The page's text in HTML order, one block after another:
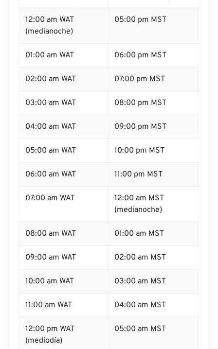
12:00 am WAT
(medianoche)
05:00 pm MST
01:00 am WAT 06:00 pm MST
02:00 am WAT 07:00 pm MST
03:00 am WAT 08:00 pm MST
04:00 am WAT 09:00 pm MST
05:00 am WAT 10:00 pm MST
06:00 am WAT 11:00 pm MST
07:00 am WAT
12:00 am MST
(medianoche)
08:00 am WAT 01:00 am MST
09:00 am WAT 02:00 am MST
10:00 am WAT 03:00 am MST
11:00 am WAT 04:00 am MST
12:00 pm WAT
(mediodía)
05:00 am MST